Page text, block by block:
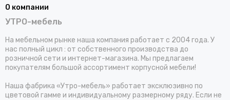
О компании
УТРО-мебель
На мебельном рынке наша компания работает с 2004 года. У
нас полный цикл : от собственного производства до
розничной сети и интернет-магазина. Мы предлагаем
покупателям большой ассортимент корпусной мебели!
Наша фабрика «Утро-мебель» работает эксклюзивно по
цветовой гамме и индивидуальному размерному ряду. Если не